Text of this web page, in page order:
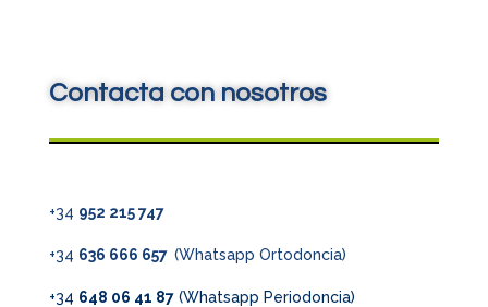
Contacta con nosotros
+34 952 215 747
+34 636 666 657 (Whatsapp Ortodoncia)
+34 648 06 41 87(Whatsapp Periodoncia)